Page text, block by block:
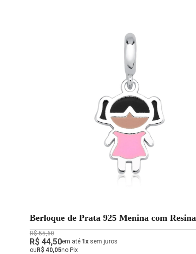
Berloque de Prata 925 Menina com Resina
R$ 55,60
R$ 44,50em até 1x sem juros
ou R$ 40,05no Pix